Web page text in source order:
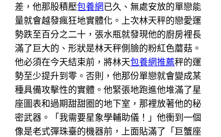
差，他那股積壓包養網已久、無處安放的單戀能
量就會越發瘋狂地實體化。上次林天秤的戀愛運
勢跌至百分之二十，張水瓶就發現他的廚房裡長
滿了巨大的、形狀是林天秤側臉的粉紅色蘑菇。
他必須在今天結束前，將林天包養網推薦秤的運
勢至少提升到零。否則，他那份單戀就會變成某
種具備攻擊性的實體。他緊張地跑進他堆滿了星
座圖表和過期甜甜圈的地下室，那裡放著他的秘
密武器。「我需要星象學輔助儀！」他衝到一個
像是老式彈珠臺的機器前，上面貼滿了「巨蟹座